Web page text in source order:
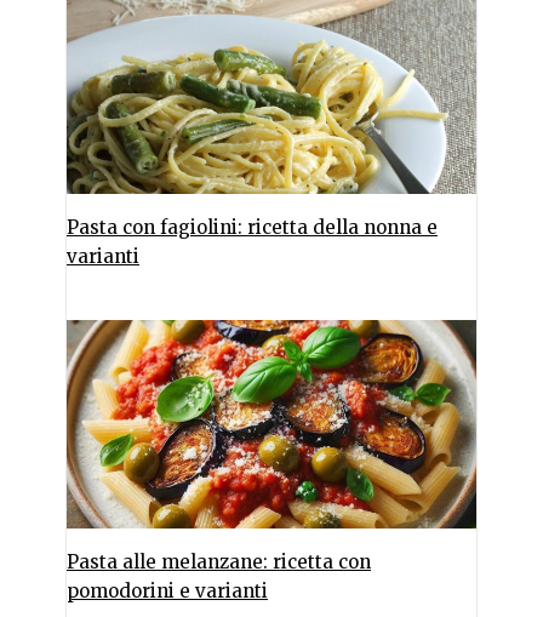
Pasta con fagiolini: ricetta della nonna e
varianti
Pasta alle melanzane: ricetta con
pomodorini e varianti